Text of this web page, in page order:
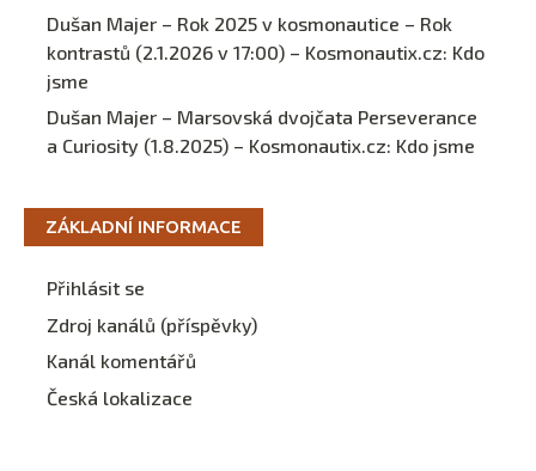
Dušan Majer – Rok 2025 v kosmonautice – Rok
kontrastů (2.1.2026 v 17:00) – Kosmonautix.cz: Kdo
jsme
Dušan Majer – Marsovská dvojčata Perseverance
a Curiosity (1.8.2025) – Kosmonautix.cz: Kdo jsme
ZÁKLADNÍ INFORMACE
Přihlásit se
Zdroj kanálů (příspěvky)
Kanál komentářů
Česká lokalizace